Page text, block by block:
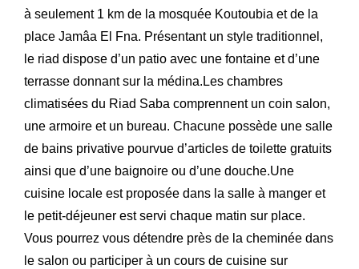
à seulement 1 km de la mosquée Koutoubia et de la
place Jamâa El Fna. Présentant un style traditionnel,
le riad dispose d’un patio avec une fontaine et d’une
terrasse donnant sur la médina.Les chambres
climatisées du Riad Saba comprennent un coin salon,
une armoire et un bureau. Chacune possède une salle
de bains privative pourvue d’articles de toilette gratuits
ainsi que d’une baignoire ou d’une douche.Une
cuisine locale est proposée dans la salle à manger et
le petit-déjeuner est servi chaque matin sur place.
Vous pourrez vous détendre près de la cheminée dans
le salon ou participer à un cours de cuisine sur